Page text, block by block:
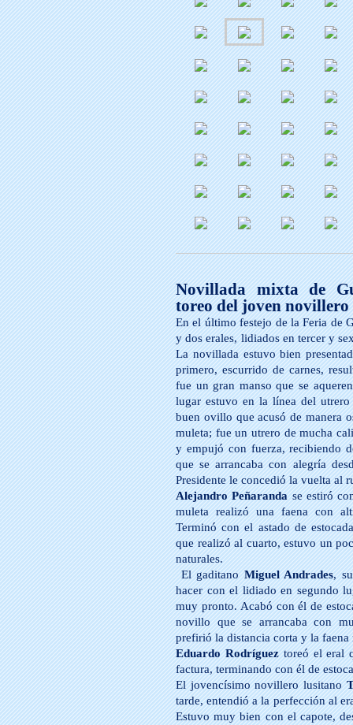
Novillada mixta de
toreo del joven novillero
En el último festejo de la Feria de
y dos erales, lidiados en tercer y
La novillada estuvo bien
primero, escurrido de carnes,
fue un gran manso que se
lugar estuvo en la línea del
buen ovillo que acusó de manera
muleta; fue un utrero de mucha
y empujó con fuerza, recibiendo
que se arrancaba con alegría
Presidente le concedió la vuelta al
Alejandro Peñaranda se estiró
muleta realizó una faena con
Terminó con el astado de
que realizó al cuarto, estuvo un
naturales.
El gaditanoMiguel Andrades,
hacer con el lidiado en segundo
muy pronto. Acabó con él de
novillo que se arrancaba con
prefirió la distancia corta y la
Eduardo Rodríguez toreó el eral
factura, terminando con él de
El jovencísimo novillero lusitano
tarde, entendió a la perfección al
Estuvo muy bien con el capote,